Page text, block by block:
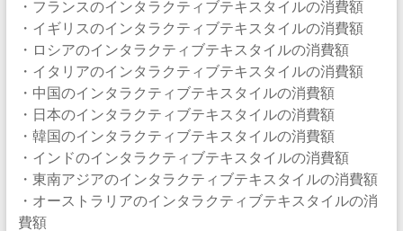
・フランスのインタラクティブテキスタイルの消費額
・イギリスのインタラクティブテキスタイルの消費額
・ロシアのインタラクティブテキスタイルの消費額
・イタリアのインタラクティブテキスタイルの消費額
・中国のインタラクティブテキスタイルの消費額
・日本のインタラクティブテキスタイルの消費額
・韓国のインタラクティブテキスタイルの消費額
・インドのインタラクティブテキスタイルの消費額
・東南アジアのインタラクティブテキスタイルの消費額
・オーストラリアのインタラクティブテキスタイルの消
費額